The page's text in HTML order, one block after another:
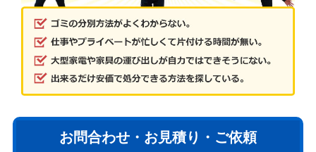
お問合わせ・お見積り・ご依頼